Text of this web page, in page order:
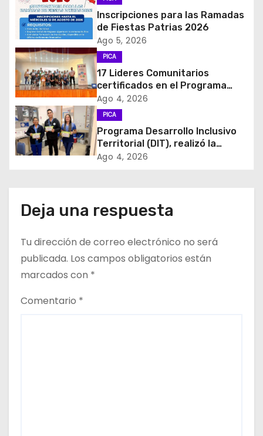
a
c
i
ó
n
d
e
n
r
a
d
Inscripciones para las Ramadas
de Fiestas Patrias 2026
Ago 5, 2026
PICA
17 Lideres Comunitarios
certificados en el Programa
MÁS AMA
Ago 4, 2026
PICA
Programa Desarrollo Inclusivo
Territorial (DIT), realizó la
entrega de Cajas de Regulación
Ago 4, 2026
Deja una respuesta
Tu dirección de correo electrónico no será
publicada. Los campos obligatorios están
marcados con *
Comentario *